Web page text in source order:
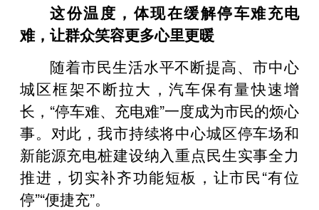
这份温度，体现在缓解停车难充电
难，让群众笑容更多心里更暖
随着市民生活水平不断提高、市中心
城区框架不断拉大，汽车保有量快速增
长，“停车难、充电难”一度成为市民的烦心
事。对此，我市持续将中心城区停车场和
新能源充电桩建设纳入重点民生实事全力
推进，切实补齐功能短板，让市民“有位
停”“便捷充”。